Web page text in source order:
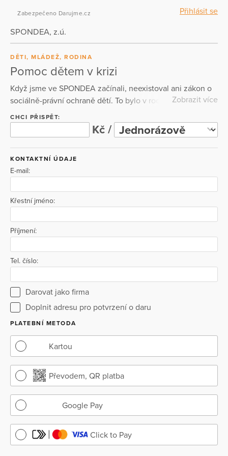
Přihlásit se
Zabezpečeno Darujme.cz
SPONDEA, z.ú.
DĚTI, MLÁDEŽ, RODINA
Pomoc dětem v krizi
Když jsme ve SPONDEA začínali, neexistoval ani zákon o
sociálně-právní ochraně dětí. To bylo v roce 1997. Dnes
pomáháme více než 2000 dětí a dospělých ročně.
Provázíme je v náročných životních chvílích, kdy si
nedokáží poradit sami. Společně hledáme cestu, jak
překonat trauma způsobené například úmrtím v rodině,
násilím v blízkých vztazích, týráním nebo šikanou. Jako
jedni z mála v České republice realizujeme program na
Zobrazit více
CHCI PŘISPĚT:
Kč /
KONTAKTNÍ ÚDAJE
E-mail:
Křestní jméno:
Příjmení:
Tel. číslo:
Darovat jako firma
Doplnit adresu pro potvrzení o daru
PLATEBNÍ METODA
Kartou
Převodem, QR platba
Google Pay
Click to Pay